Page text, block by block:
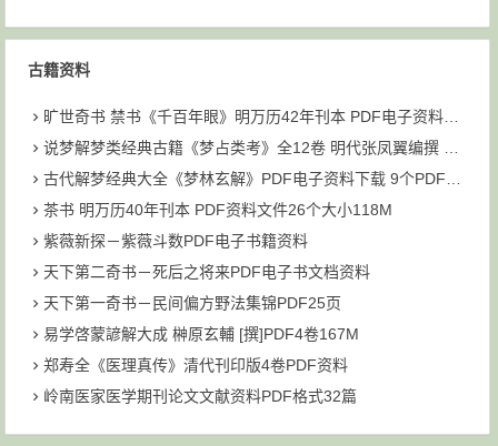
古籍资料
旷世奇书 禁书《千百年眼》明万历42年刊本 PDF电子资料下载
说梦解梦类经典古籍《梦占类考》全12卷 明代张凤翼编撰 PDF共6个文件93M下载
古代解梦经典大全《梦林玄解》PDF电子资料下载 9个PDF文件 大小为211M
茶书 明万历40年刊本 PDF资料文件26个大小118M
紫薇新探－紫薇斗数PDF电子书籍资料
天下第二奇书－死后之将来PDF电子书文档资料
天下第一奇书－民间偏方野法集锦PDF25页
易学啓蒙諺解大成 榊原玄輔 [撰]PDF4卷167M
郑寿全《医理真传》清代刊印版4卷PDF资料
岭南医家医学期刊论文文献资料PDF格式32篇